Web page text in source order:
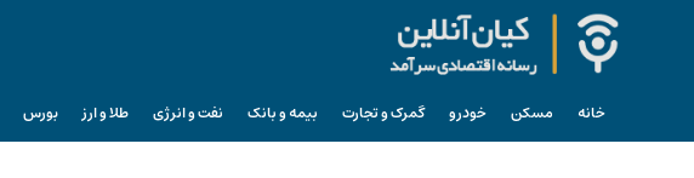
خانه مسکن خودرو گمرک و تجارت بیمه و بانک نفت و انرژی طلا و ارز بورس